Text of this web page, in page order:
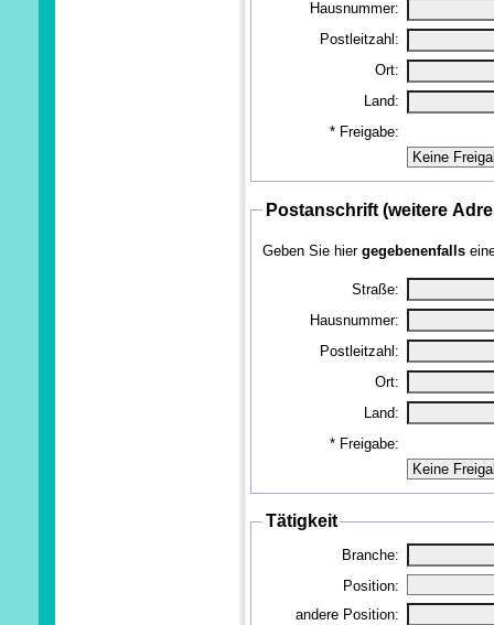
Hausnummer:
Postleitzahl:
Ort:
Land:
*Freigabe:
Postanschrift (weitere
Geben Sie hier gegebenenfalls
Straße:
Hausnummer:
Postleitzahl:
Ort:
Land:
*Freigabe:
Tätigkeit
Branche:
Position:
andere Position: